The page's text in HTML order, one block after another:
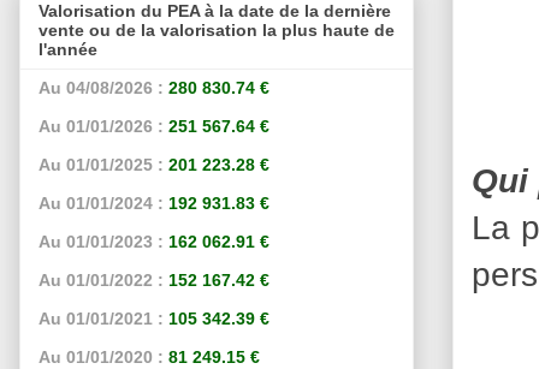
Qui
La
Valorisation du PEA à la date de la dernière
vente ou de la valorisation la plus haute de
l'année
Au 04/08/2026 : 280 830.74 €
Au 01/01/2026 : 251 567.64 €
Au 01/01/2025 : 201 223.28 €
Au 01/01/2024 : 192 931.83 €
Au 01/01/2023 : 162 062.91 €
Au 01/01/2022 : 152 167.42 €
Au 01/01/2021 : 105 342.39 €
Au 01/01/2020 : 81 249.15 €